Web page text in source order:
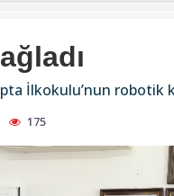
İlkokulu’nun robotik
175